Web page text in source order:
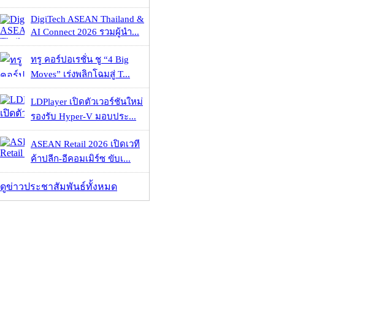
DigiTech ASEAN Thailand &
AI Connect 2026 รวมผู้นำ...
ทรู คอร์ปอเรชั่น ชู “4 Big
Moves” เร่งพลิกโฉมสู่ T...
LDPlayer เปิดตัวเวอร์ชันใหม่
รองรับ Hyper-V มอบประ...
ASEAN Retail 2026 เปิดเวที
ค้าปลีก-อีคอมเมิร์ซ ขับเ...
ดูข่าวประชาสัมพันธ์ทั้งหมด